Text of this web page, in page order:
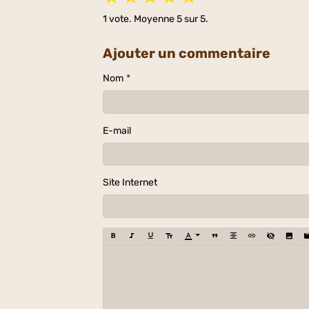
1 vote. Moyenne5sur 5.
Ajouter un commentaire
Nom
E-mail
Site Internet